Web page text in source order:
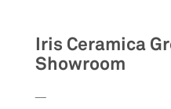
Iris Ceramica
Showroom